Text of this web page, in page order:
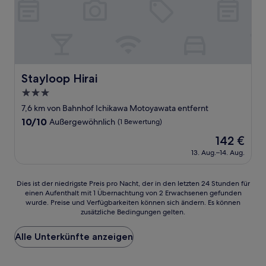
Stayloop Hirai
Stayloop Hirai
3.0-
Sterne-
Unterkunft
7,6 km von Bahnhof Ichikawa Motoyawata entfernt
10.0
10/10 Außergewöhnlich (1 Bewertung)
Der
Preis
beträgt
142 €
13. Aug.–14. Aug.
Dies
der
Preis
pro
Nacht,
Dies ist der niedrigste Preis pro Nacht, der in den letzten 24 Stunden für
einen Aufenthalt mit 1 Übernachtung von 2 Erwachsenen gefunden
wurde. Preise und Verfügbarkeiten können sich ändern. Es können
zusätzliche Bedingungen gelten.
Alle Unterkünfte anzeigen